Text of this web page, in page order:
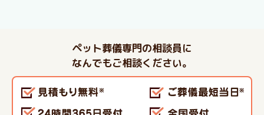
ペット葬儀専門の相談員に
なんでもご相談ください。